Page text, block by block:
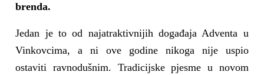
brenda.
Jedan je to od najatraktivnijih događaja Adventa u
Vinkovcima, a ni ove godine nikoga nije uspio
ostaviti ravnodušnim. Tradicijske pjesme u novom